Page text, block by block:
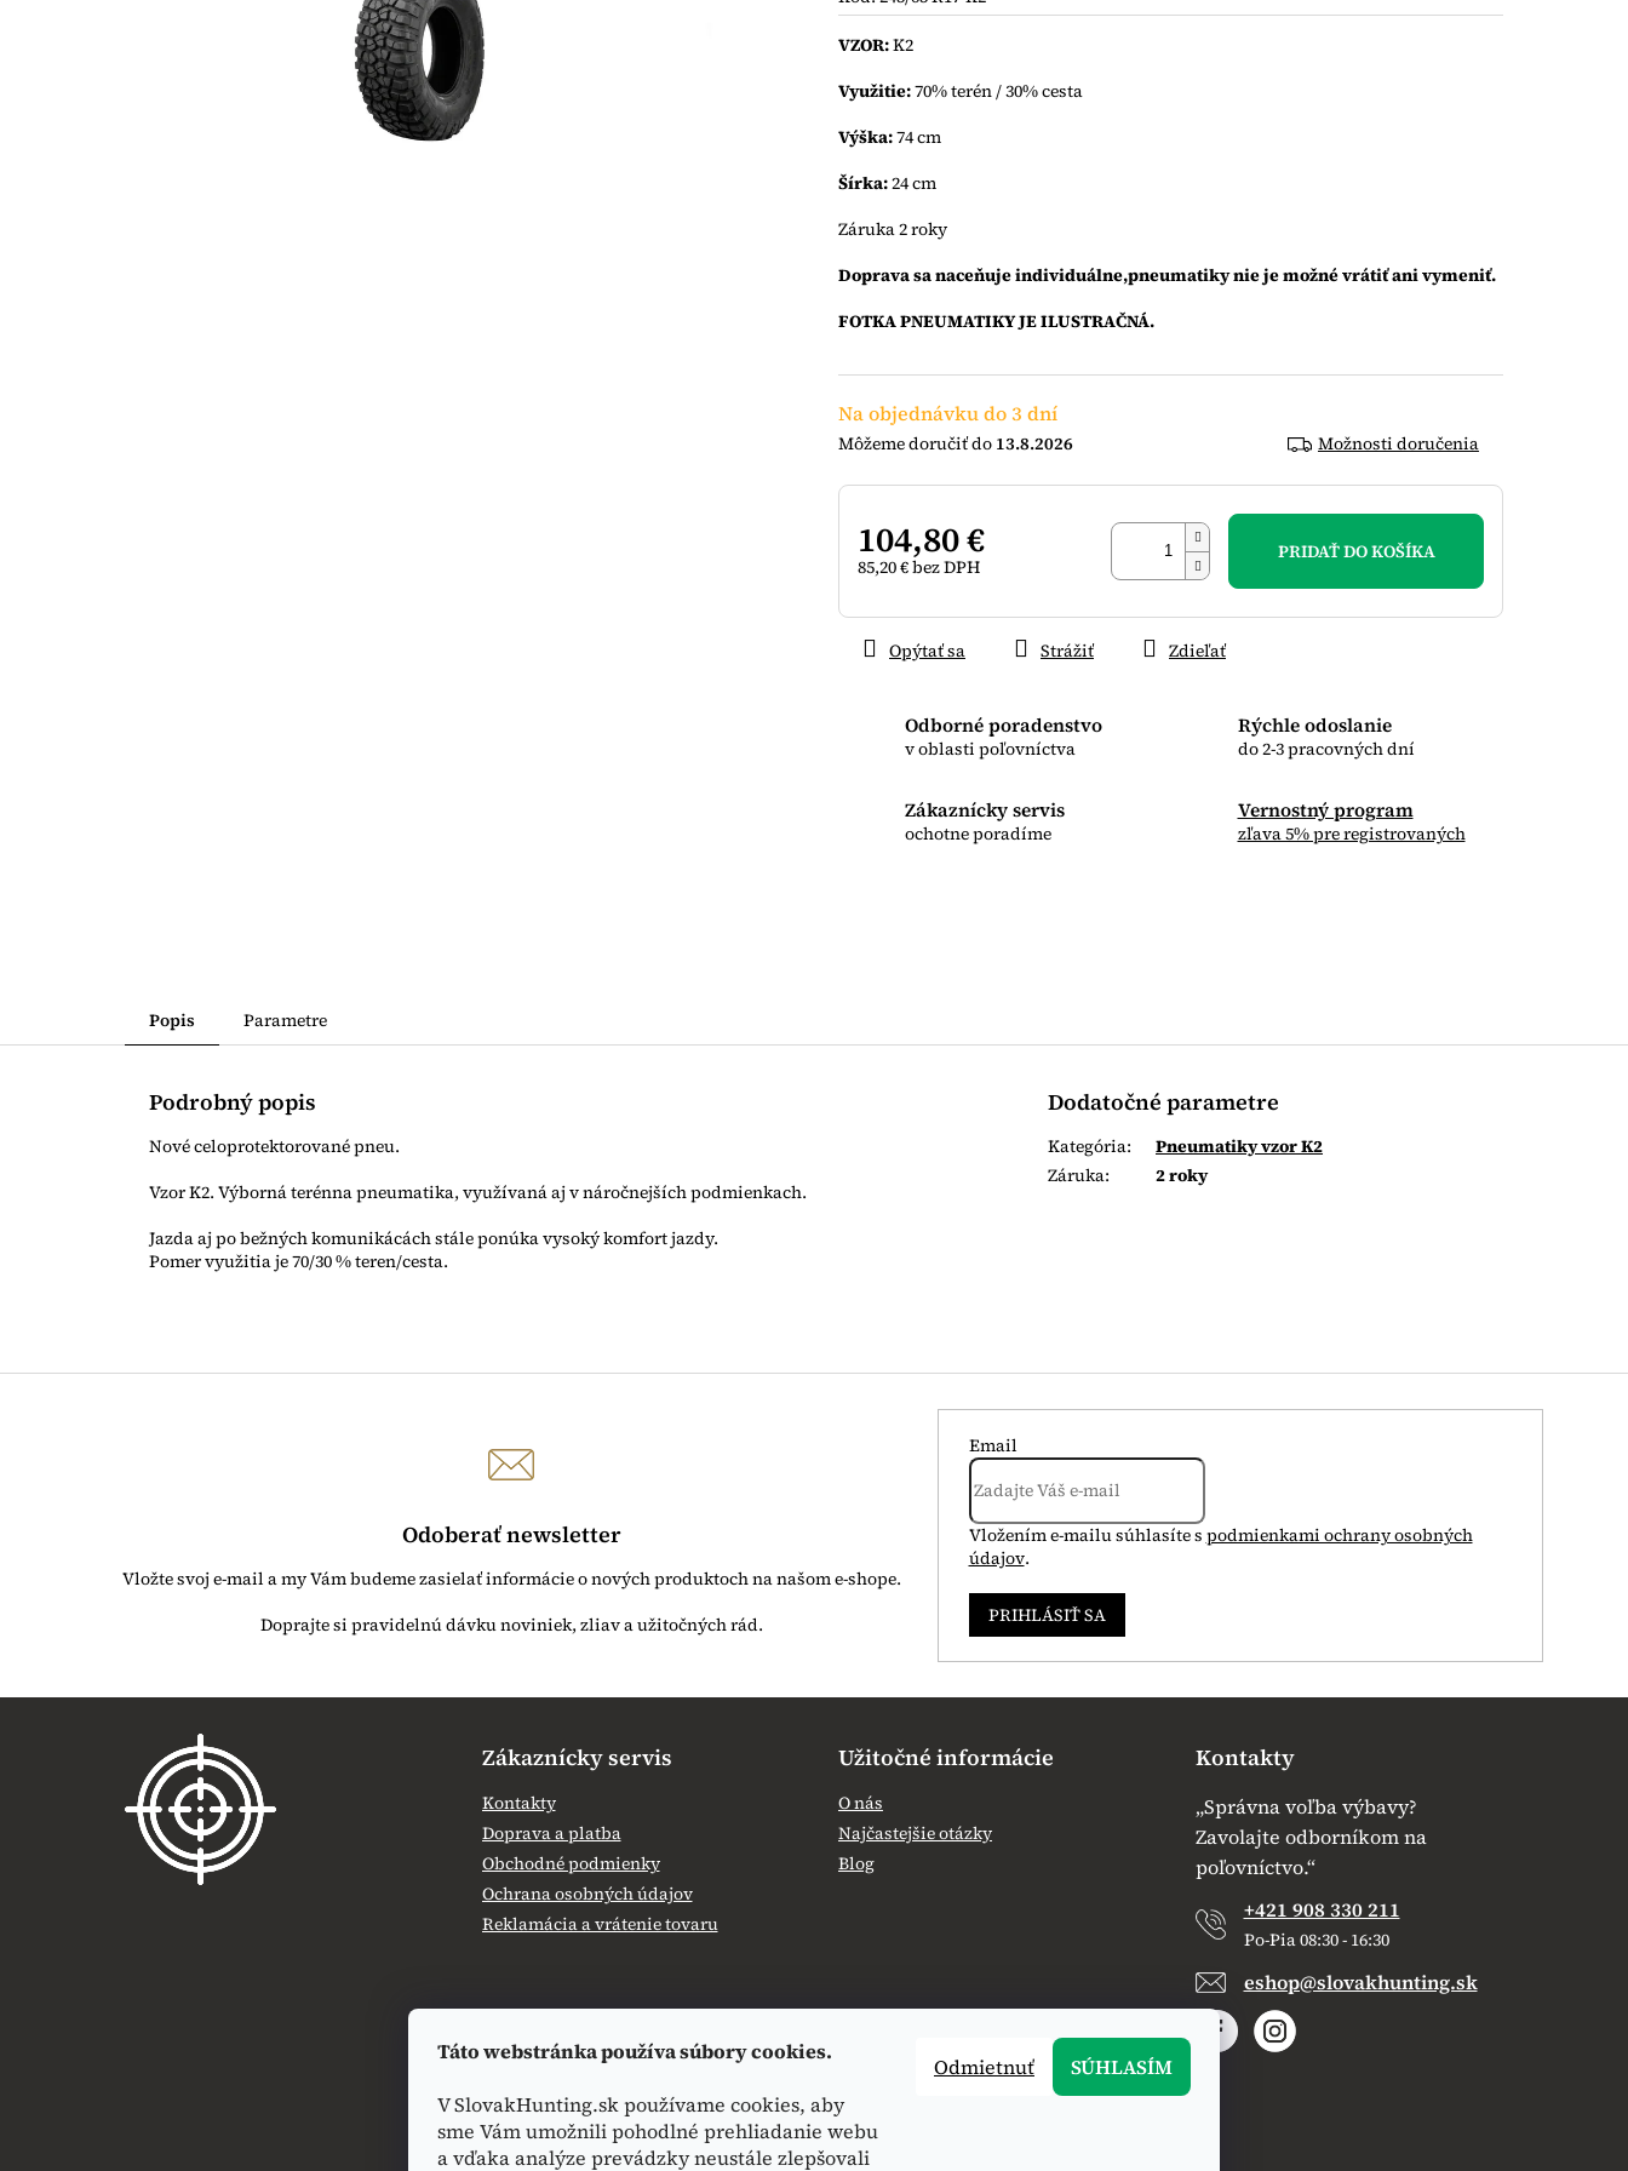
Táto webstránka používa súbory cookies.
V SlovakHunting.sk používame cookies, aby
sme Vám umožnili pohodlné prehliadanie webu
a vďaka analýze prevádzky neustále zlepšovali
Odmietnuť SÚHLASÍM
Na objednávku do 3 dní
13.8.2026 Možnosti doručenia
104,80 €
85,20 € bez DPH
cena:
PRIDAŤ DO KOŠÍKA
Odborné poradenstvo
v oblasti poľovníctva
Rýchle odoslanie
do 2-3 pracovných dní
Zákaznícky servis
ochotne poradíme
Vernostný program
zľava 5% pre registrovaných
VZOR:K2
Využitie:70% terén / 30% cesta
Výška:74 cm
Šírka:24 cm
Záruka 2 roky
Doprava sa naceňuje individuálne,pneumatiky nie je možné vrátiť ani vymeniť.
FOTKA PNEUMATIKY JE ILUSTRAČNÁ.
Opýtať sa Strážiť Zdieľať
5
Popis Parametre
Podrobný popis
Nové celoprotektorované pneu.
Vzor K2. Výborná terénna pneumatika, využívaná aj v náročnejších podmienkach.
Jazda aj po bežných komunikácách stále ponúka vysoký komfort jazdy.
Pomer využitia je 70/30 % teren/cesta.
Dodatočné parametre
Kategória:
Pneumatiky vzor K2
Záruka: 2 roky
Odoberať newsletter
Vložte svoj e-mail a my Vám budeme zasielať informácie o nových produktoch na našom e-shope.
Email
Vložením e-mailu súhlasíte s podmienkami ochrany osobných
údajov.
PRIHLÁSIŤ SA
Z
Zákaznícky servis
Kontakty
Doprava a platba
Obchodné podmienky
Ochrana osobných údajov
Reklamácia a vrátenie tovaru
Užitočné informácie
O nás
Najčastejšie otázky
Blog
Kontakty
„Správna voľba výbavy?
Zavolajte odborníkom na
poľovníctvo.“
+421 908 330 211
Po-Pia 08:30 - 16:30
eshop@slovakhunting.sk